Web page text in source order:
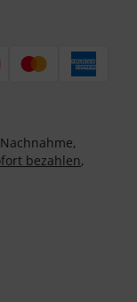
bezahlen,